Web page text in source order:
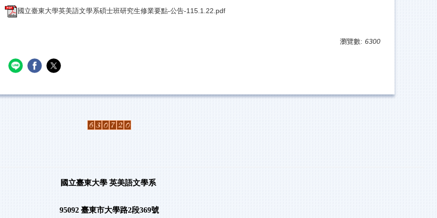
國立臺東大學英美語文學系碩士班研究生修業要點-公告-115.1.22.pdf
瀏覽數: 6300
國立臺東大學 英美語文學系
95092 臺東市大學路2段369號